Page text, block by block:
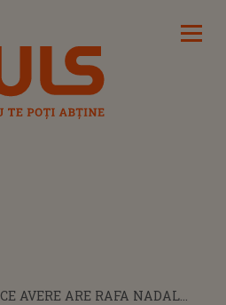
CE AVERE ARE RAFA NADAL